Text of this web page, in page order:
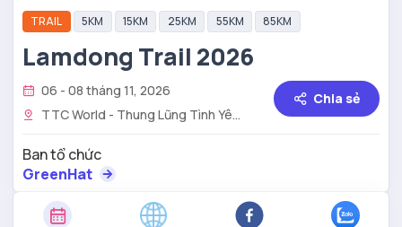
TRAIL 5KM 15KM 25KM 55KM 85KM
Lamdong Trail 2026
06 - 08 tháng 11, 2026
TTC World - Thung Lũng Tình Yêu,
phường Lâm Viên, Tp. Đà Lạt, Lâm
Đồng
Chia sẻ
Ban tổ chức
GreenHat